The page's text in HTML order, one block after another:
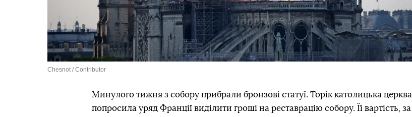
Chesnot / Contributor
Минулого тижня з собору прибрали бронзові статуї. Торік католицька церква
попросила уряд Франції виділити гроші на реставрацію собору. Її вартість, за